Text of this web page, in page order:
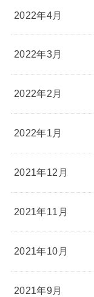
2022年4月
2022年3月
2022年2月
2022年1月
2021年12月
2021年11月
2021年10月
2021年9月